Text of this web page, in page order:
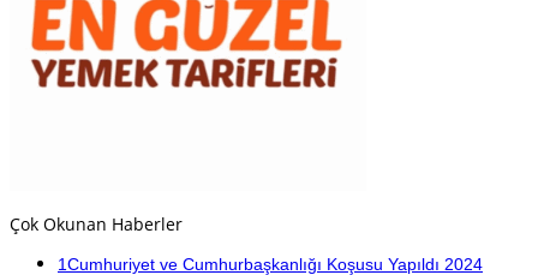
Çok Okunan Haberler
1Cumhuriyet ve Cumhurbaşkanlığı Koşusu Yapıldı 2024